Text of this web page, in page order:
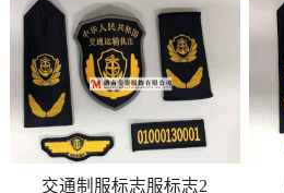
交通制服标志服标志2